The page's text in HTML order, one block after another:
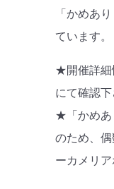
「かめあ
ています。
★開催詳細
にて確認下
★「かめあ
のため、
ーカメリア